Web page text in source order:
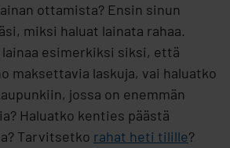
ottamista? Ensin sinun
miksi haluat lainata rahaa.
esimerkiksi siksi, että
maksettavia laskuja, vai haluatko
jossa on enemmän
Haluatko kenties päästä
Tarvitsetko rahat heti tilille?